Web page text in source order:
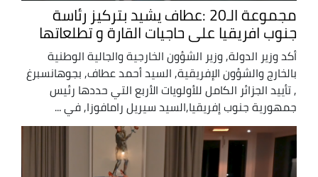
مجموعة الـ20 :عطاف يشيد بتركيز رئاسة
جنوب افريقيا على حاجيات القارة و تطلعاتها
أكد وزير الدولة, وزير الشؤون الخارجية والجالية الوطنية
بالخارج والشؤون الإفريقية, السيد أحمد عطاف, بجوهانسبرغ
, تأييد الجزائر الكامل للأولويات الأربع التي حددها رئيس
جمهورية جنوب إفريقيا,السيد سيريل رامافوزا, في ...